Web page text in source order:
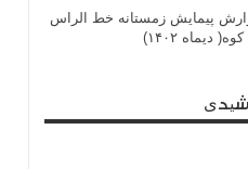
پیمایش زمستانه خط الراس
۱۴۰۲)